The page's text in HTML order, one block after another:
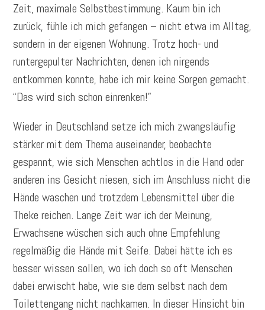
Zeit, maximale Selbstbestimmung. Kaum bin ich
zurück, fühle ich mich gefangen – nicht etwa im Alltag,
sondern in der eigenen Wohnung. Trotz hoch- und
runtergepulter Nachrichten, denen ich nirgends
entkommen konnte, habe ich mir keine Sorgen gemacht.
“Das wird sich schon einrenken!”
Wieder in Deutschland setze ich mich zwangsläufig
stärker mit dem Thema auseinander, beobachte
gespannt, wie sich Menschen achtlos in die Hand oder
anderen ins Gesicht niesen, sich im Anschluss nicht die
Hände waschen und trotzdem Lebensmittel über die
Theke reichen. Lange Zeit war ich der Meinung,
Erwachsene wüschen sich auch ohne Empfehlung
regelmäßig die Hände mit Seife. Dabei hätte ich es
besser wissen sollen, wo ich doch so oft Menschen
dabei erwischt habe, wie sie dem selbst nach dem
Toilettengang nicht nachkamen. In dieser Hinsicht bin